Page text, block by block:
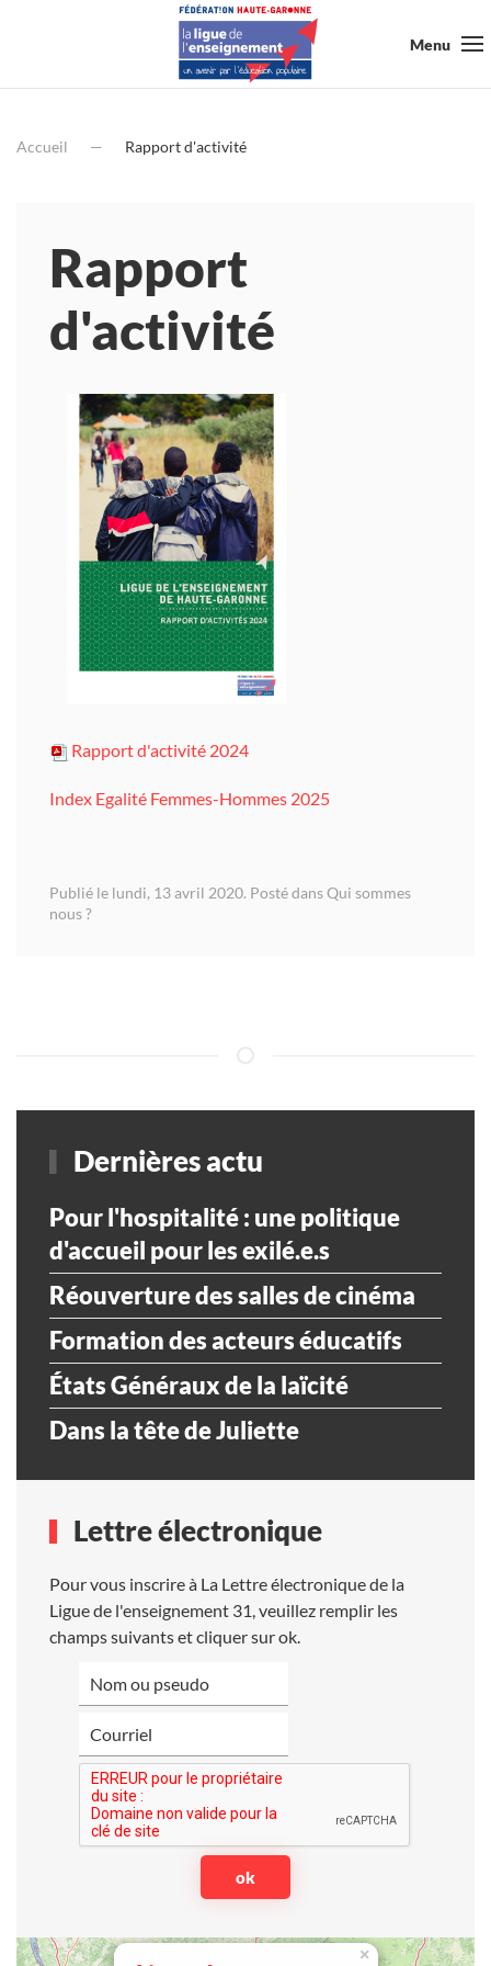
Menu
Accueil Rapport d'activité
Rapport
d'activité
Rapport d'activité 2024
Index Egalité Femmes-Hommes 2025
Publié le lundi, 13 avril 2020. Posté dansQui sommes
nous ?
Dernières actu
Pour l'hospitalité : une politique
d'accueil pour les exilé.e.s
Réouverture des salles de cinéma
Formation des acteurs éducatifs
États Généraux de la laïcité
Dans la tête de Juliette
Lettre électronique
Pour vous inscrire à La Lettre électronique de la
Ligue de l'enseignement 31, veuillez remplir les
champs suivants et cliquer sur ok.
×